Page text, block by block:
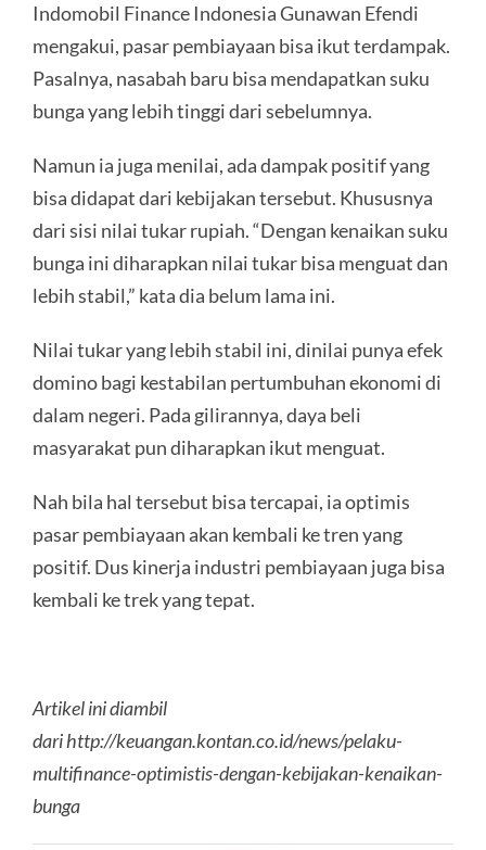
Indomobil Finance Indonesia Gunawan Efendi
mengakui, pasar pembiayaan bisa ikut terdampak.
Pasalnya, nasabah baru bisa mendapatkan suku
bunga yang lebih tinggi dari sebelumnya.
Namun ia juga menilai, ada dampak positif yang
bisa didapat dari kebijakan tersebut. Khususnya
dari sisi nilai tukar rupiah. “Dengan kenaikan suku
bunga ini diharapkan nilai tukar bisa menguat dan
lebih stabil,” kata dia belum lama ini.
Nilai tukar yang lebih stabil ini, dinilai punya efek
domino bagi kestabilan pertumbuhan ekonomi di
dalam negeri. Pada gilirannya, daya beli
masyarakat pun diharapkan ikut menguat.
Nah bila hal tersebut bisa tercapai, ia optimis
pasar pembiayaan akan kembali ke tren yang
positif. Dus kinerja industri pembiayaan juga bisa
kembali ke trek yang tepat.
Artikel ini diambil
dari http://keuangan.kontan.co.id/news/pelaku-
multifinance-optimistis-dengan-kebijakan-kenaikan-
bunga